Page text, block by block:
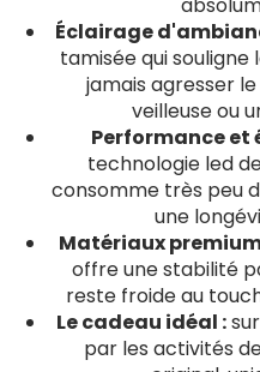
Éclairage
tamisée qui souligne
jamais agresser
veilleuse ou
Performance et
technologie led
consomme très peu
une
Matériaux
offre une stabilité
reste froide au
Le cadeau idéal :
par les activités